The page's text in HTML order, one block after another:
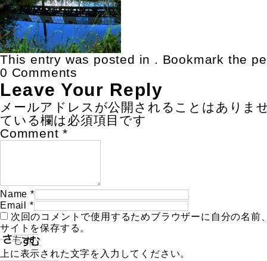
This entry was posted in . Bookmark the
0 Comments
Leave Your Reply
メールアドレスが公開されることはありま
ている欄は必須項目です
Comment *
Name *
Email
*
次回のコメントで使用するためブラウザーに自分の名前
サイトを保存する。
上に表示された文字を入力してください。